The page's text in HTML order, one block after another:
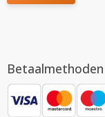
Betaalmethoden